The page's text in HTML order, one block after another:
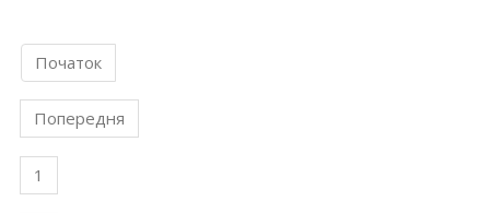
Початок
Попередня
1